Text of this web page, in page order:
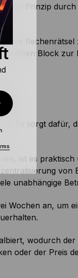
Prinzip durch
Rechenrätsel
seinen Block
Es sorgt dafür,
ist es
von
unabhängige
Wochen an, um
wodurch
oder der Preis